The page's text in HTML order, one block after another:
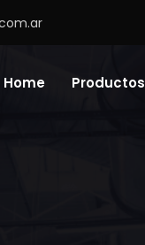
Home Productos